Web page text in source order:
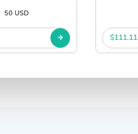
50 USD
$111.11